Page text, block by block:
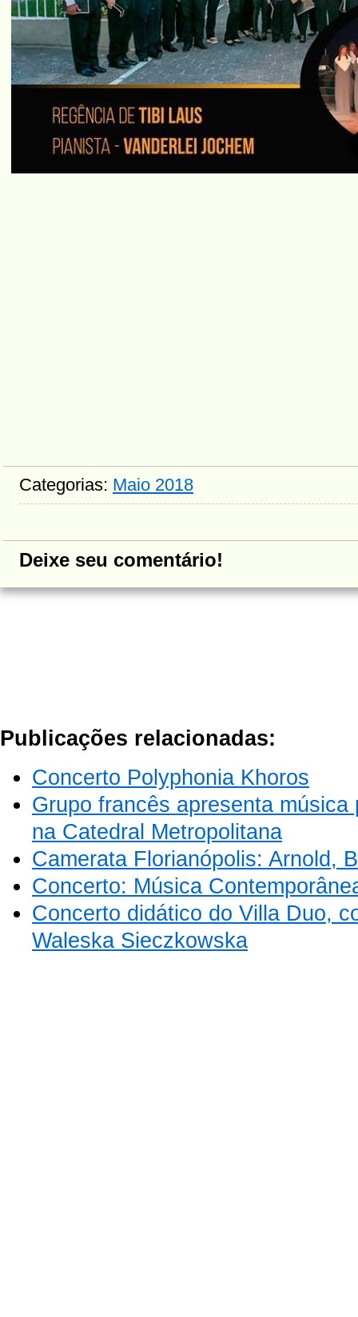
Categorias: Maio 2018
Deixe seu comentário!
Publicações relacionadas:
Concerto Polyphonia Khoros
Grupo francês apresenta
na Catedral Metropolitana
Camerata Florianópolis: Arnold,
Concerto: Música
Concerto didático do Villa Duo,
Waleska Sieczkowska